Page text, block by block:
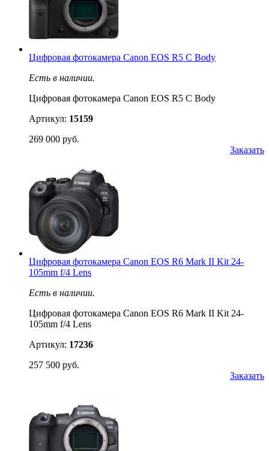
Цифровая фотокамера Canon EOS R5 C Body
Есть в наличии.
Цифровая фотокамера Canon EOS R5 C Body
Артикул: 15159
269 000 руб.
Заказать
Цифровая фотокамера Canon EOS R6 Mark II Kit 24-
105mm f/4 Lens
Есть в наличии.
Цифровая фотокамера Canon EOS R6 Mark II Kit 24-
105mm f/4 Lens
Артикул: 17236
257 500 руб.
Заказать